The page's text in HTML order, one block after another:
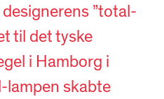
”total-
til det tyske
i Hamborg i
lampen skabte